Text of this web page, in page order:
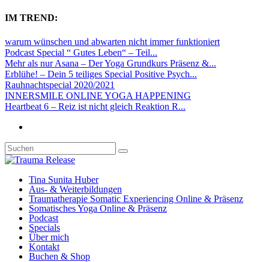
IM TREND:
warum wünschen und abwarten nicht immer funktioniert
Podcast Special “ Gutes Leben“ – Teil...
Mehr als nur Asana – Der Yoga Grundkurs Präsenz &...
Erblühe! – Dein 5 teiliges Special Positive Psych...
Rauhnachtspecial 2020/2021
INNERSMILE ONLINE YOGA HAPPENING
Heartbeat 6 – Reiz ist nicht gleich Reaktion R...
Tina Sunita Huber
Aus- & Weiterbildungen
Traumatherapie Somatic Experiencing Online & Präsenz
Somatisches Yoga Online & Präsenz
Podcast
Specials
Über mich
Kontakt
Buchen & Shop